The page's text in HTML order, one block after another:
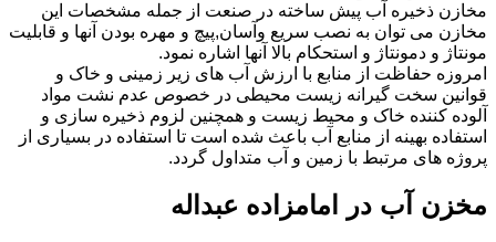
مخازن ذخیره آب پیش ساخته در صنعت از جمله مشخصات این
مخازن می توان به نصب سریع وآسان,پیچ و مهره بودن آنها و قابلیت
مونتاژ و دمونتاژ و استحکام بالا آنها اشاره نمود.
امروزه حفاظت از منابع با ارزش آب های زیر زمینی و خاک و
قوانین سخت گیرانه زیست محیطی در خصوص عدم نشت مواد
آلوده کننده خاک و محیط زیست و همچنین لزوم ذخیره سازی و
استفاده بهینه از منابع آب باعث شده است تا استفاده در بسیاری از
پروژه های مرتبط با زمین و آب متداول گردد.
مخزن آب در امامزاده عبداله